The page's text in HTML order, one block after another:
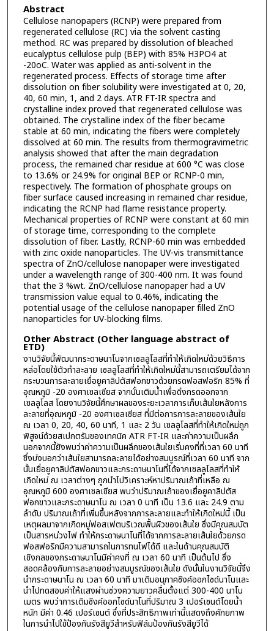
Abstract
Cellulose nanopapers (RCNP) were prepared from
regenerated cellulose (RC) via the solvent casting
method. RC was prepared by dissolution of bleached
eucalyptus cellulose pulp (BEP) with 85% H3PO4 at
-20oC. Water was applied as anti-solvent in the
regenerated process. Effects of storage time after
dissolution on fiber solubility were investigated at 0, 20,
40, 60 min, 1, and 2 days. ATR FT-IR spectra and
crystalline index proved that regenerated cellulose was
obtained. The crystalline index of the fiber became
stable at 60 min, indicating the fibers were completely
dissolved at 60 min. The results from thermogravimetric
analysis showed that after the main degradation
process, the remained char residue at 600 °C was close
to 13.6% or 24.9% for original BEP or RCNP-0 min,
respectively. The formation of phosphate groups on
fiber surface caused increasing in remained char residue,
indicating the RCNP had flame resistance property.
Mechanical properties of RCNP were constant at 60 min
of storage time, corresponding to the complete
dissolution of fiber. Lastly, RCNP-60 min was embedded
with zinc oxide nanoparticles. The UV-vis transmittance
spectra of ZnO/cellulose nanopaper were investigated
under a wavelength range of 300-400 nm. It was found
that the 3 %wt. ZnO/cellulose nanopaper had a UV
transmission value equal to 0.46%, indicating the
potential usage of the cellulose nanopaper filled ZnO
nanoparticles for UV-blocking films.
Other Abstract (Other language abstract of
ETD)
งานวิจัยนี้พัฒนากระดาษนาโนจากเซลลูโลสที่ทำให้เกิดใหม่ด้วยวิธีการ
หล่อโดยใช้ตัวทำละลาย เซลลูโลสที่ทำให้เกิดใหม่นี้สามารถเตรียมได้จาก
กระบวนการละลายเยื่อยูคาลิปตัสฟอกขาวด้วยกรดฟอสฟอริก 85% ที่
อุณหภูมิ -20 องศาเซลเซียส จากนั้นเติมน้ำเพื่อดึงกรดออกจาก
เซลลูโลส โดยงานวิจัยนี้ศึกษาผลของระยะเวลาการเก็บเส้นใยหลังการ
ละลายที่อุณหภูมิ -20 องศาเซลเซียส ที่มีต่อการการละลายของเส้นใย
ณ เวลา 0, 20, 40, 60 นาที, 1 และ 2 วัน เซลลูโลสที่ทำให้เกิดใหม่ถูก
พิสูจน์ด้วยสเปกตรัมของเทคนิค ATR FT-IR และค่าความเป็นผลึก
นอกจากนี้ยังพบว่าค่าความเป็นผลึกของเส้นใยเริ่มคงที่ที่เวลา 60 นาที
ซึ่งบ่งบอกว่าเส้นใยสามารถละลายได้อย่างสมบูรณ์ที่เวลา 60 นาที จาก
นั้นเยื่อยูคาลิปตัสฟอกขาวและกระดาษนาโนที่ได้จากเซลลูโลสที่ทำให้
เกิดใหม่ ณ เวลาต่างๆ ถูกนำไปวิเคราะห์หาปริมาณเถ้าที่เหลือ ณ
อุณหภูมิ 600 องศาเซลเซียส พบว่าปริมาณเถ้าของเยื่อยูคาลิปตัส
ฟอกขาวและกระดาษนาโน ณ เวลา 0 นาที เป็น 13.6 และ 24.9 ตาม
ลำดับ ปริมาณเถ้าที่เพิ่มขึ้นหลังจากการละลายและทำให้เกิดใหม่นี้ เป็น
เหตุผลมาจากเกิดหมู่ฟอสเฟตบริเวณพื้นผิวของเส้นใย ซึ่งมีคุณสมบัต
เป็นสารหน่วงไฟ ทำให้กระดาษนาโนที่ได้จากการละลายเส้นใยด้วยกรด
ฟอสฟอริกมีความสามารถในการทนไฟได้ดี และในด้านคุณสมบัติ
เชิงกลของกระดาษนาโนมีค่าคงที่ ณ เวลา 60 นาที เป็นต้นไป ซึ่ง
สอดคล้องกับการละลายอย่างสมบูรณ์ของเส้นใย ดังนั้นในงานวิจัยนี้จึง
นำกระดาษนาโน ณ เวลา 60 นาที มาเติมอนุภาคซิงค์ออกไซด์นาโนและ
นำไปทดสอบค่าให้แสงผ่านช่วงความยาวคลื่นตั้งแต่ 300-400 นาโน
เมตร พบว่าการเติมซิงค์ออกไซด์นาโนที่ปริมาณ 3 เปอร์เซนต์โดยน้ำ
หนัก มีค่า 0.46 เปอร์เซนต์ ซึ่งที่ประสิทธิภาพเท่านี้แสดงถึงศักยภาพ
ในการนำไปใช้ป้องกันรังสียูวีสำหรับฟิล์มป้องกันรังสียูวีได้